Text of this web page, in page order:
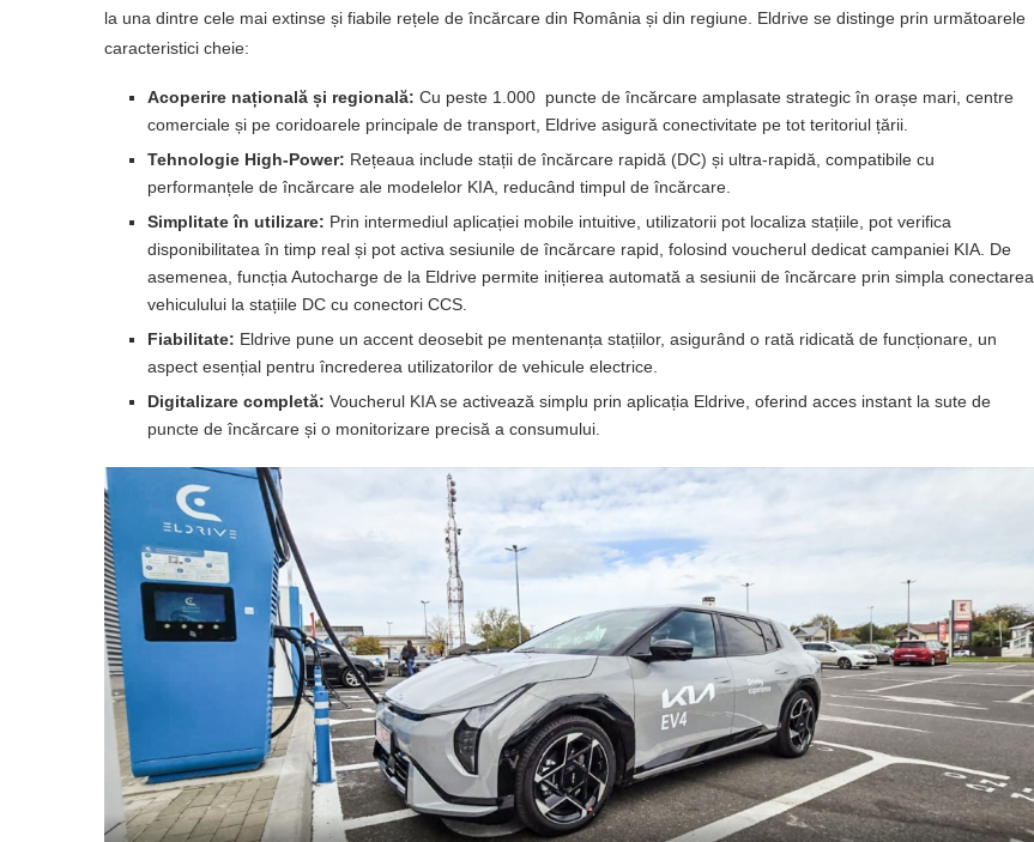
la una dintre cele mai extinse și fiabile rețele de încărcare din România și din regiune. Eldrive se distinge prin următoarele
caracteristici cheie:
Acoperire națională și regională: Cu peste 1.000 puncte de încărcare amplasate strategic în orașe mari, centre
comerciale și pe coridoarele principale de transport, Eldrive asigură conectivitate pe tot teritoriul țării.
Tehnologie High-Power: Rețeaua include stații de încărcare rapidă (DC) și ultra-rapidă, compatibile cu
performanțele de încărcare ale modelelor KIA, reducând timpul de încărcare.
Simplitate în utilizare: Prin intermediul aplicației mobile intuitive, utilizatorii pot localiza stațiile, pot verifica
disponibilitatea în timp real și pot activa sesiunile de încărcare rapid, folosind voucherul dedicat campaniei KIA. De
asemenea, funcția Autocharge de la Eldrive permite inițierea automată a sesiunii de încărcare prin simpla conectarea
vehiculului la stațiile DC cu conectori CCS.
Fiabilitate: Eldrive pune un accent deosebit pe mentenanța stațiilor, asigurând o rată ridicată de funcționare, un
aspect esențial pentru încrederea utilizatorilor de vehicule electrice.
Digitalizare completă: Voucherul KIA se activează simplu prin aplicația Eldrive, oferind acces instant la sute de
puncte de încărcare și o monitorizare precisă a consumului.